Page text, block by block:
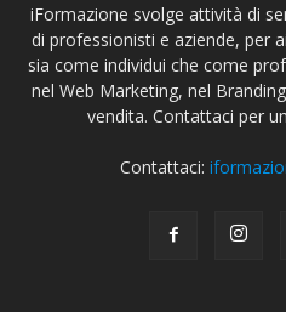
iFormazione svolge attività di
di professionisti e aziende, per
sia come individui che come
nel Web Marketing, nel
vendita. Contattaci per
Contattaci: